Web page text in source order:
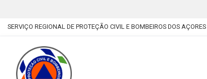
SERVIÇO REGIONAL DE PROTEÇÃO CIVIL E BOMBEIROS DOS AÇORES